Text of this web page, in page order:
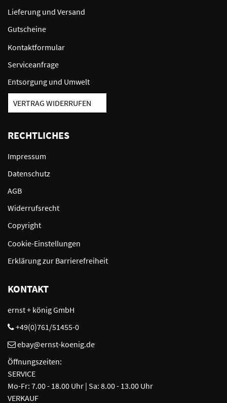
Lieferung und Versand
Gutscheine
Kontaktformular
Serviceanfrage
Entsorgung und Umwelt
VERTRAG WIDERRUFEN
RECHTLICHES
Impressum
Datenschutz
AGB
Widerrufsrecht
Copyright
Cookie-Einstellungen
Erklärung zur Barrierefreiheit
KONTAKT
ernst + könig GmbH
+49(0)761/51455-0
ebay@ernst-koenig.de
Öffnungszeiten:
SERVICE
Mo-Fr: 7.00 - 18.00 Uhr | Sa: 8.00 - 13.00 Uhr
VERKAUF